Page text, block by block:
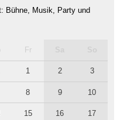
Bühne, Musik, Party und
Fr
1 2 3
8 9 10
15 16 17